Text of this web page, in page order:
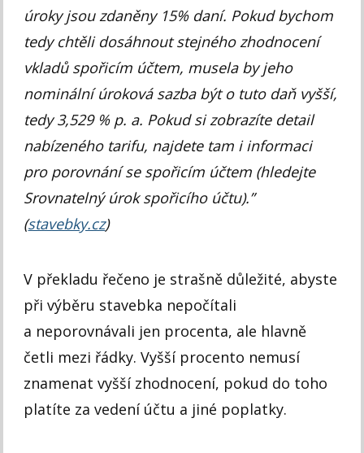
úroky jsou zdaněny 15% daní. Pokud bychom
tedy chtěli dosáhnout stejného zhodnocení
vkladů spořicím účtem, musela by jeho
nominální úroková sazba být o tuto daň vyšší,
tedy 3,529 % p. a. Pokud si zobrazíte detail
nabízeného tarifu, najdete tam i informaci
pro porovnání se spořicím účtem (hledejte
Srovnatelný úrok spořicího účtu).”
(stavebky.cz)
V překladu řečeno je strašně důležité, abyste
při výběru stavebka nepočítali
a neporovnávali jen procenta, ale hlavně
četli mezi řádky. Vyšší procento nemusí
znamenat vyšší zhodnocení, pokud do toho
platíte za vedení účtu a jiné poplatky.